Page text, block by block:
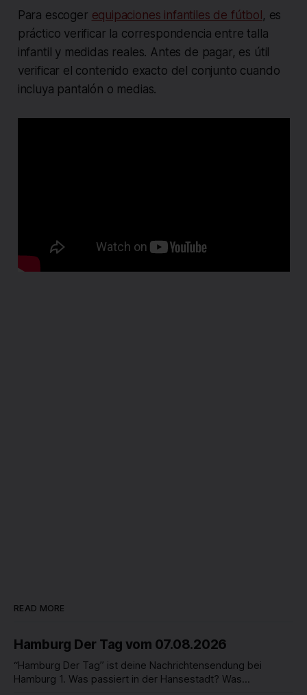
Para escoger equipaciones infantiles de fútbol, es
práctico verificar la correspondencia entre talla
infantil y medidas reales. Antes de pagar, es útil
verificar el contenido exacto del conjunto cuando
incluya pantalón o medias.
READ MORE
Hamburg Der Tag vom 07.08.2026
“Hamburg Der Tag” ist deine Nachrichtensendung bei
Hamburg 1. Was passiert in der Hansestadt? Was